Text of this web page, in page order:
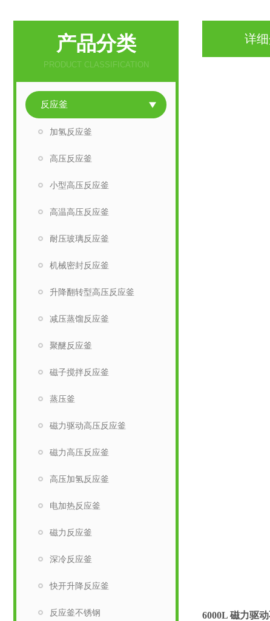
产品分类
PRODUCT CLASSIFICATION
反应釜
加氢反应釜
高压反应釜
小型高压反应釜
高温高压反应釜
耐压玻璃反应釜
机械密封反应釜
升降翻转型高压反应釜
减压蒸馏反应釜
聚醚反应釜
磁子搅拌反应釜
蒸压釜
磁力驱动高压反应釜
磁力高压反应釜
高压加氢反应釜
电加热反应釜
磁力反应釜
深冷反应釜
快开升降反应釜
反应釜不锈钢
详
6000L 磁力驱